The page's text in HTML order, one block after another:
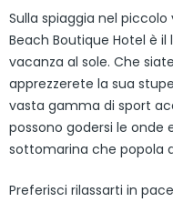
Sulla spiaggia nel piccolo
Beach Boutique Hotel è
vacanza al sole. Che
apprezzerete la sua
vasta gamma di sport
possono godersi le onde
sottomarina che popola
Preferisci rilassarti in